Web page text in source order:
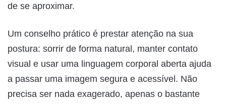
de se aproximar.
Um conselho prático é prestar atenção na sua
postura: sorrir de forma natural, manter contato
visual e usar uma linguagem corporal aberta ajuda
a passar uma imagem segura e acessível. Não
precisa ser nada exagerado, apenas o bastante